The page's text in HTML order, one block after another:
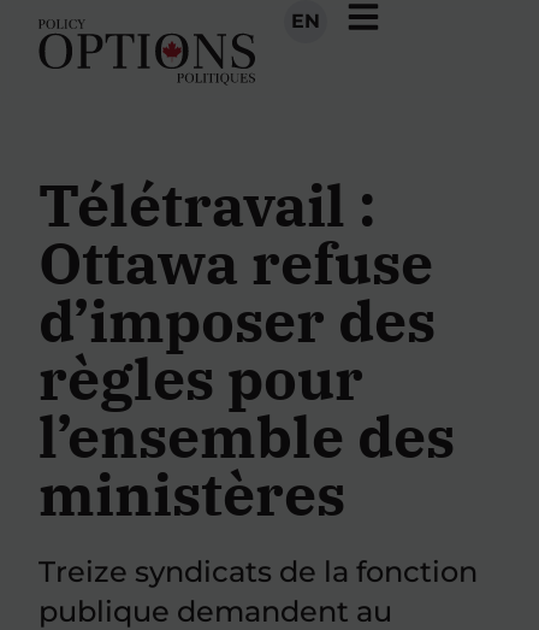
EN
Télétravail :
Ottawa refuse
d’imposer des
règles pour
l’ensemble des
ministères
Treize syndicats de la fonction
publique demandent au